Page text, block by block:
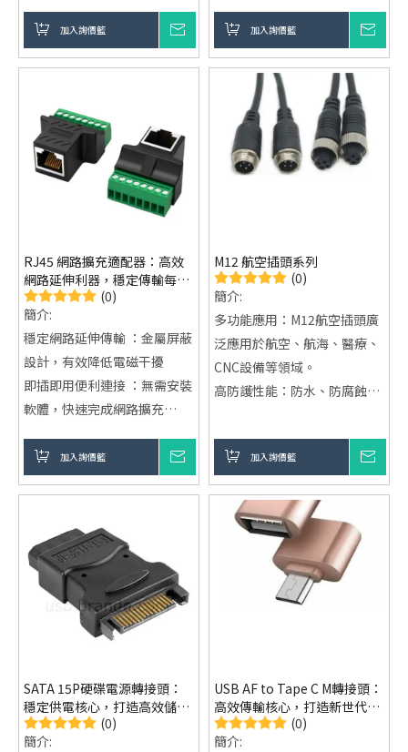
加入詢價籃
結合加固 SR 設計，為專業工
作站與高效能設備提供極致穩
定的連接體驗，定義快充與傳
輸的新極限。
加入詢價籃
RJ45 網路擴充適配器：高效
網路延伸利器，穩定傳輸每一
段連接
(0)
簡介:
穩定網路延伸傳輸 ：金屬屏蔽
設計，有效降低電磁干擾
即插即用便利連接 ：無需安裝
軟體，快速完成網路擴充
一體化機械焊接，提升使用壽
命
連接、延長與簡易中繼使用
雙卡榫防脫落設計 ：連接更穩
固，減少鬆脫情況
加入詢價籃
M12 航空插頭系列
(0)
簡介:
多功能應用：M12航空插頭廣
泛應用於航空、航海、醫療、
CNC設備等領域。
高防護性能：防水、防腐蝕、
端環境。
多樣選擇：提供圓形、長方
形、防爆、防水等多種規格，
滿足不同需求。
加入詢價籃
SATA 15P硬碟電源轉接頭：
穩定供電核心，打造高效儲存
設備連接體驗 (0)
簡介:
USB AF to Tape C M轉接頭：
高效傳輸核心，打造新世代設
備連接體驗
(0)
簡介: